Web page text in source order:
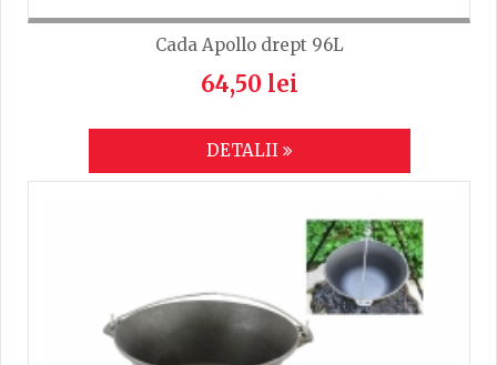
Cada Apollo drept 96L
64,50 lei
DETALII